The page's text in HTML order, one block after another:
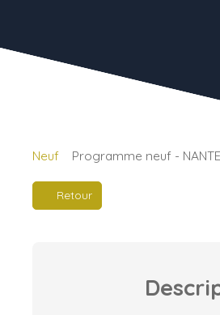
Neuf Programme neuf -
Retour